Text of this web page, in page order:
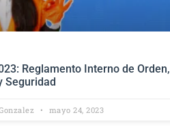
Reglamento Interno de Orden,
Seguridad
mayo 24, 2023